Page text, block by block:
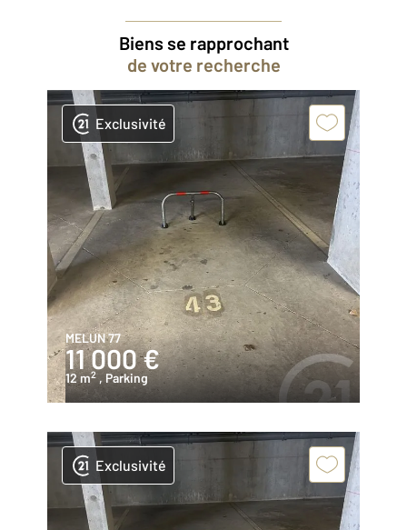
Biens se rapprochant
de votre recherche
Exclusivité
MELUN 77
11 000 €
12 m2 , Parking
Exclusivité